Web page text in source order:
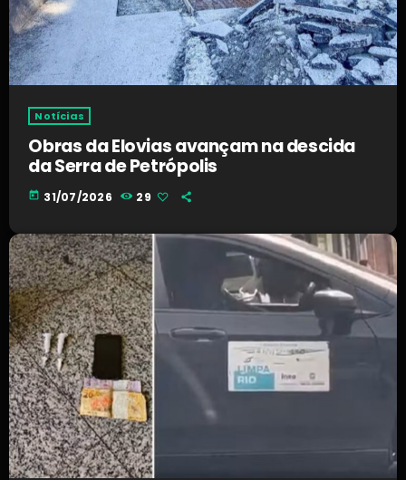
Notícias
Obras da Elovias avançam na descida
da Serra de Petrópolis
today 31/07/2026 29